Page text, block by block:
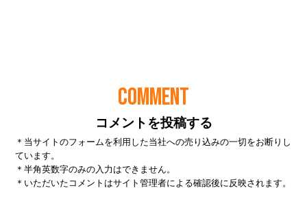
COMMENT
コメントを投稿する
＊当サイトのフォームを利用した当社への売り込みの一切をお断りし
ています。
＊半角英数字のみの入力はできません。
＊いただいたコメントはサイト管理者による確認後に反映されます。